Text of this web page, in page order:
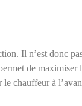
Il n’est donc
de
chauffeur à